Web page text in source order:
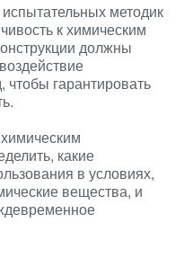
методик
к химическим
должны
чтобы гарантировать
какие
в условиях,
вещества, и